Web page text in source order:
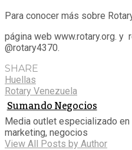
Para conocer más sobre
página web www.rotary.org. y
@rotary4370.
SHARE
Huellas
Rotary Venezuela
Sumando Negocios
Media outlet especializado
marketing, negocios
View All Posts by Author